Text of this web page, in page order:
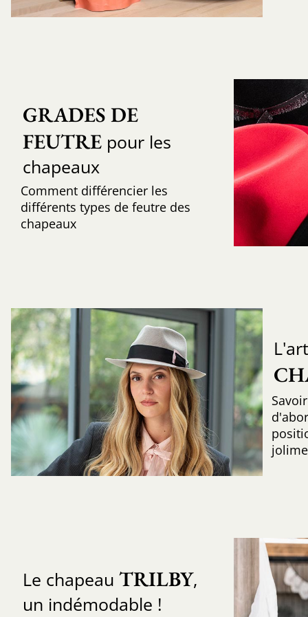
GRADES DE
FEUTREpour les
chapeaux
Comment différencier les
différents types de feutre des
chapeaux
Le chapeau TRILBY,
un indémodable !